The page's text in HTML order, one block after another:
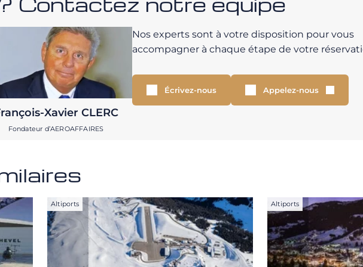
Xavier CLERC
Fondateur d’AEROAFFAIRES
Nos experts sont à votre disposition pour vous
accompagner à chaque étape de votre
Écrivez-nous Appelez-nous
Altiports Altiports